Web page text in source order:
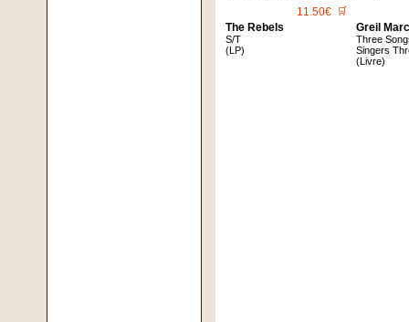
11.50€ 🛒
The Rebels
S/T
(LP)
Greil
Three
Singers
(Livre)